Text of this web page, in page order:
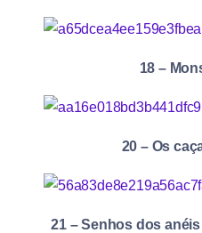
18 –
20 – Os
21 – Senhos dos